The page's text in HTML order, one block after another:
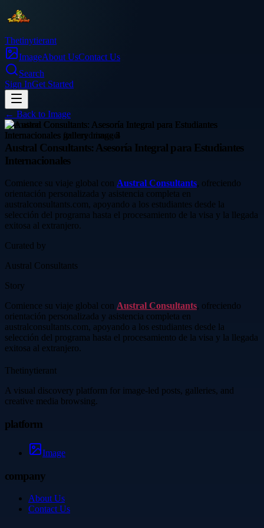
Thetinytierant
ImageAbout UsContact Us
Search
Sign InGet Started
← Back to Image
education
Austral Consultants: Asesoría Integral para Estudiantes
Internacionales
Comience su viaje global con Austral Consultants, ofreciendo
orientación personalizada y asistencia completa en
australconsultants.com, apoyando a los estudiantes desde la
selección del programa hasta el procesamiento de la visa y la llegada
exitosa al extranjero.
Curated by
Austral Consultants
Story
Comience su viaje global con Austral Consultants, ofreciendo
orientación personalizada y asistencia completa en
australconsultants.com, apoyando a los estudiantes desde la
selección del programa hasta el procesamiento de la visa y la llegada
exitosa al extranjero.
Thetinytierant
A visual discovery platform for image-led posts, galleries, and
creative media browsing.
platform
Image
company
About Us
Contact Us